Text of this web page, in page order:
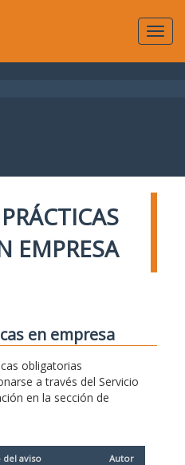
EMPRESA
en empresa
obligatorias
a través del Servicio
en la sección de
del aviso
Autor